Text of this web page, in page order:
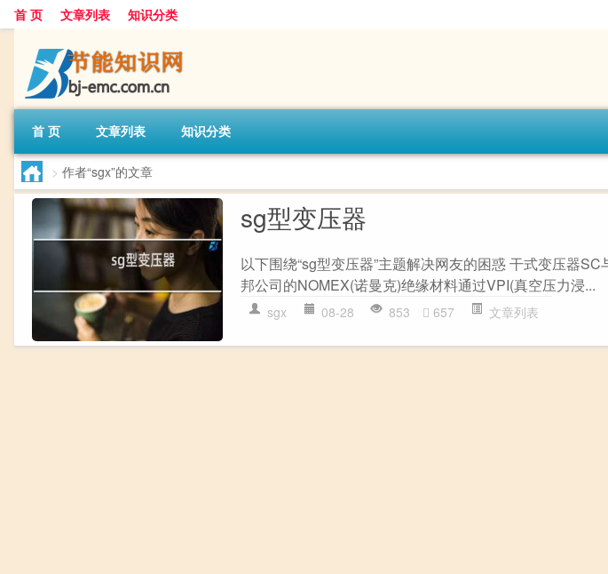
首 页 文章列表 知识分类
首 页 文章列表 知识分类
> 作者“sgx”的文章
sg型变压器
以下围绕“sg型变压器”主题解决网友的困惑 干式变压器
邦公司的NOMEX(诺曼克)绝缘材料通过VPI(真空压力浸...
sgx 08-28 853 657 文章列表